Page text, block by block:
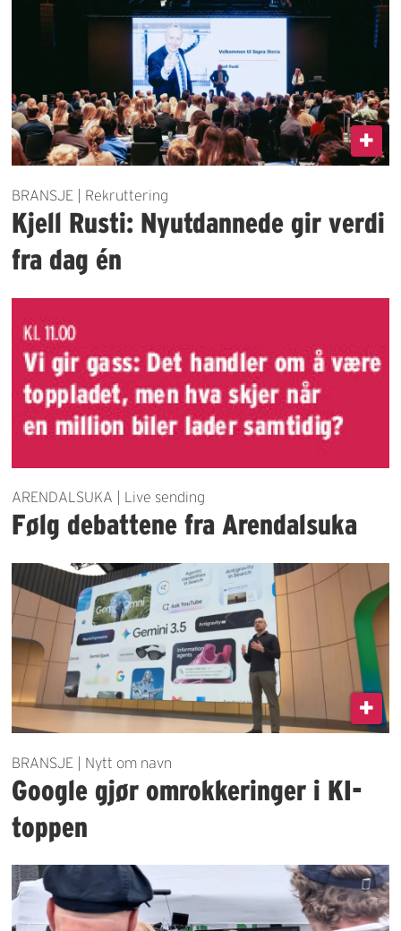
BRANSJE | Rekruttering
Kjell Rusti: Nyutdannede gir verdi
fra dag én
ARENDALSUKA | Live sending
Følg debattene fra Arendalsuka
BRANSJE | Nytt om navn
Google gjør omrokkeringer i KI-
toppen